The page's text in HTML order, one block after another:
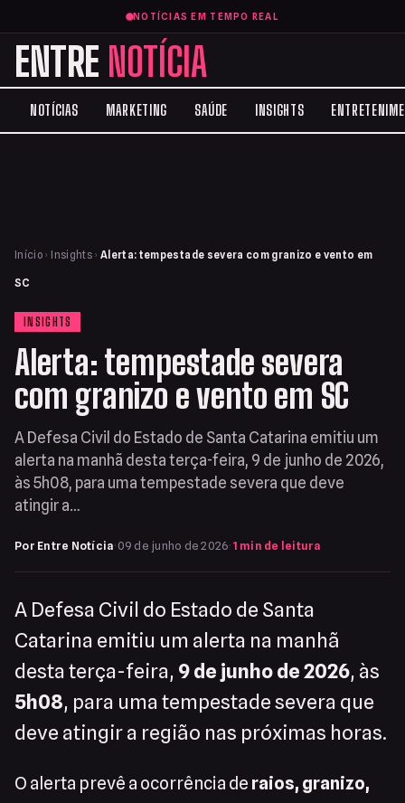
NOTÍCIAS EM TEMPO REAL
ENTRE NOTÍCIA
NOTÍCIAS MARKETING SAÚDE INSIGHTS
Início › Insights › Alerta: tempestade severa com granizo e vento em
SC
INSIGHTS
Alerta: tempestade severa
com granizo e vento em SC
A Defesa Civil do Estado de Santa Catarina emitiu um
alerta na manhã desta terça-feira, 9 de junho de 2026,
às 5h08, para uma tempestade severa que deve
atingir a…
Por Entre Notícia· 09 de junho de 2026· 1 min de leitura
A Defesa Civil do Estado de Santa
Catarina emitiu um alerta na manhã
desta terça-feira, 9 de junho de 2026, às
5h08, para uma tempestade severa que
deve atingir a região nas próximas horas.
O alerta prevê a ocorrência de raios, granizo,